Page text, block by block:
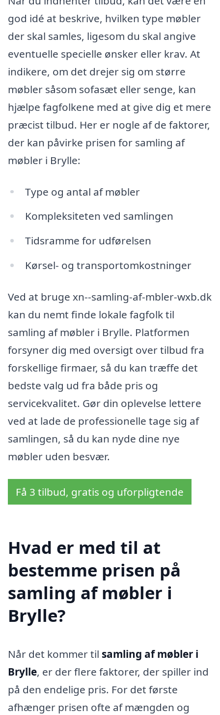
god idé at beskrive, hvilken type møbler
der skal samles, ligesom du skal angive
eventuelle specielle ønsker eller krav. At
indikere, om det drejer sig om større
møbler såsom sofasæt eller senge, kan
hjælpe fagfolkene med at give dig et mere
præcist tilbud. Her er nogle af de faktorer,
der kan påvirke prisen for samling af
møbler i Brylle:
Type og antal af møbler
Kompleksiteten ved samlingen
Tidsramme for udførelsen
Kørsel- og transportomkostninger
Ved at bruge xn--samling-af-mbler-wxb.dk
kan du nemt finde lokale fagfolk til
samling af møbler i Brylle. Platformen
forsyner dig med oversigt over tilbud fra
forskellige firmaer, så du kan træffe det
bedste valg ud fra både pris og
servicekvalitet. Gør din oplevelse lettere
ved at lade de professionelle tage sig af
samlingen, så du kan nyde dine nye
møbler uden besvær.
Få 3 tilbud, gratis og uforpligtende
Hvad er med til at
bestemme prisen på
samling af møbler i
Brylle?
Når det kommer til samling af møbler i
Brylle, er der flere faktorer, der spiller ind
på den endelige pris. For det første
afhænger prisen ofte af mængden og